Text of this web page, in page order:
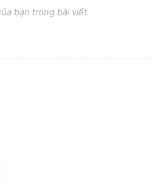
bạn trong bài viết